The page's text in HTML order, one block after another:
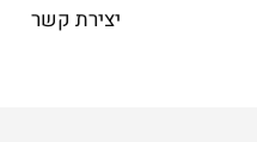
יצירת קשר